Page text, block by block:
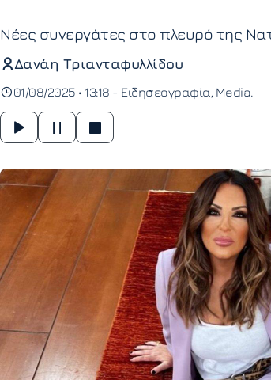
Νέες συνεργάτες στο πλευρό της
Δανάη Τριανταφυλλίδου
01/08/2025 • 13:18 - Ειδησεογραφία Media